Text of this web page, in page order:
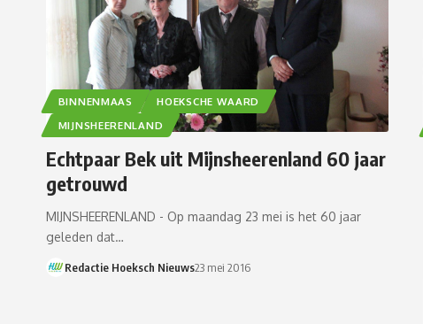
BINNENMAAS
HOEKSCHE WAARD
MIJNSHEERENLAND
Echtpaar Bek uit Mijnsheerenland 60 jaar
getrouwd
MIJNSHEERENLAND - Op maandag 23 mei is het 60 jaar
geleden dat…
Redactie Hoeksch Nieuws23 mei 2016